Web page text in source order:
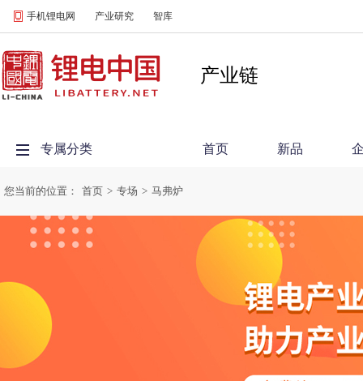
手机锂电网 产业研究 智库
产业链
专属分类 首页 新品
您当前的位置： 首页 > 专场 > 马弗炉